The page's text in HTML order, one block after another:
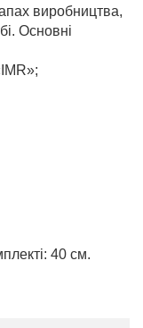
виробництва,
Основні
40 см.